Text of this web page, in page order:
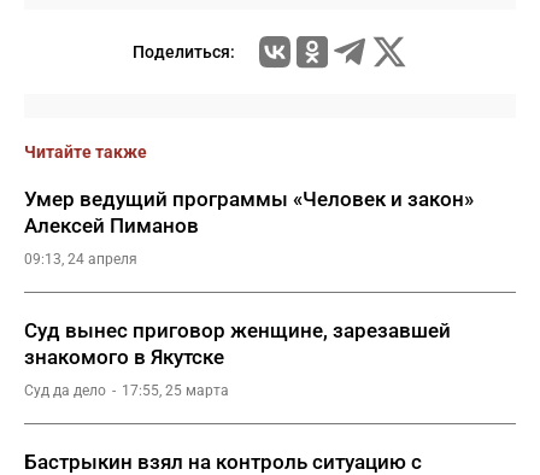
Поделиться:
Читайте также
Умер ведущий программы «Человек и закон»
Алексей Пиманов
09:13, 24 апреля
Суд вынес приговор женщине, зарезавшей
знакомого в Якутске
Суд да дело 17:55, 25 марта
Бастрыкин взял на контроль ситуацию с